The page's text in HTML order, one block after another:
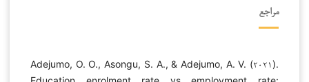
مراجع
Adejumo, O. O., Asongu, S. A., & Adejumo, A. V. (۲۰۲۱).